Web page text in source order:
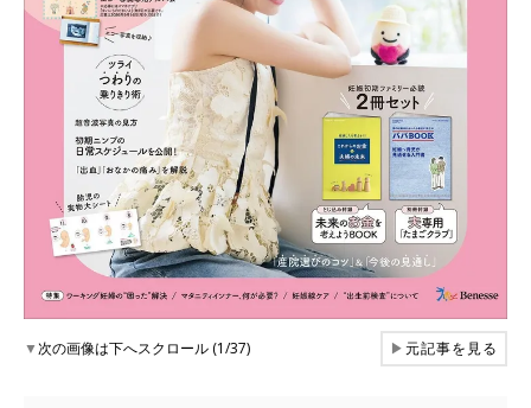
▼次の画像は下へスクロール (1/37) ▶元記事を見る